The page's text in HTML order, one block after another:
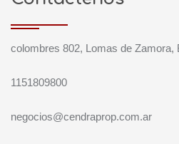
colombres 802, Lomas de Zamora,
1151809800
negocios@cendraprop.com.ar